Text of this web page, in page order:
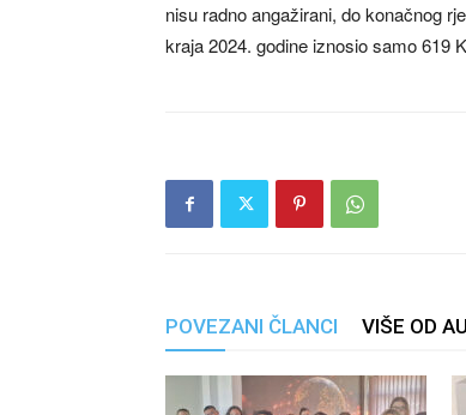
nisu radno angažirani, do konačnog
kraja 2024. godine iznosio samo 619
POVEZANI ČLANCI VIŠE OD